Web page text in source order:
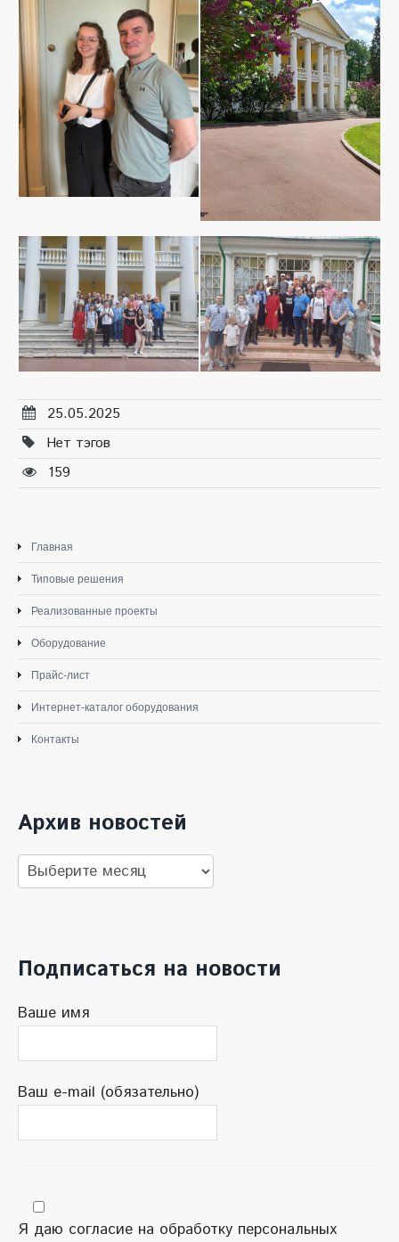
25.05.2025
Нет тэгов
159
Главная
Типовые решения
Реализованные проекты
Оборудование
Прайс-лист
Интернет-каталог оборудования
Контакты
Архив новостей
Архив
новостей
Подписаться на новости
Ваше имя
Ваш e-mail (обязательно)
Я даю согласие на обработку персональных